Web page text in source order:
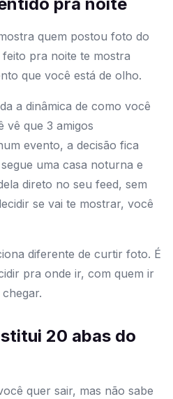
pra noite
quem postou foto do
pra noite te mostra
que você está de olho.
a dinâmica de como você
vê que 3 amigos
evento, a decisão fica
uma casa noturna e
direto no seu feed, sem
se vai te mostrar, você
diferente de curtir foto. É
pra onde ir, com quem ir
20 abas do
quer sair, mas não sabe